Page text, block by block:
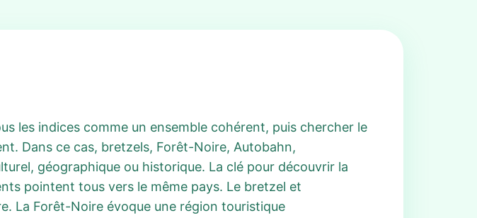
les indices comme un ensemble cohérent, puis chercher le
Dans ce cas, bretzels, Forêt-Noire, Autobahn,
géographique ou historique. La clé pour découvrir la
pointent tous vers le même pays. Le bretzel et
La Forêt-Noire évoque une région touristique